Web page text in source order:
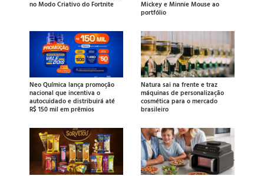
no Modo Criativo do Fortnite
Mickey e Minnie Mouse ao
portfólio
Neo Química lança promoção
nacional que incentiva o
autocuidado e distribuirá até
R$ 150 mil em prêmios
Natura sai na frente e traz
máquinas de personalização
cosmética para o mercado
brasileiro